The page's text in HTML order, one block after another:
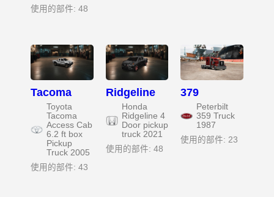
使用的部件: 48
Tacoma
Toyota
Tacoma
Access Cab
6.2 ft box
Pickup
Truck 2005
使用的部件: 43
Ridgeline
Honda
Ridgeline 4
Door pickup
truck 2021
使用的部件: 48
379
Peterbilt
359 Truck
1987
使用的部件: 23